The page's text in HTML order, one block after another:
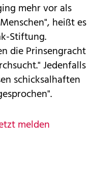
mehr vor als
heißt es
Stiftung.
die Prinsengracht
Jedenfalls
schicksalhaften
melden